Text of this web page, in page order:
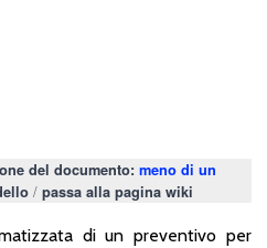
del documento: meno di un
/passa alla pagina wiki
di un preventivo per